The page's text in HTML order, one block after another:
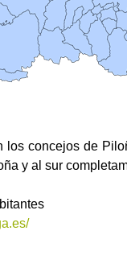
los concejos de
y al sur